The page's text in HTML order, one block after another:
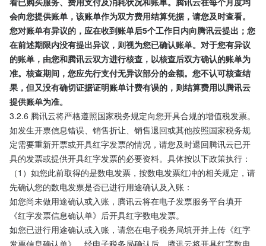
会向您提供账单，该账单作为双方费用结算凭据，请您及时查看。
您对账单有异议的，应在收到账单后5个工作日内向腾讯云提出；您
在前述期限内没有提出异议，则视为您已确认账单。对于您有异议
的账单，由您和腾讯云双方进行核查，以核查后双方确认的账单为
准。核查期间，您应先行支付无异议部分的金额。您不认可核查结
果，但又没有确切证据证明账单计费有误的，则结算费用以腾讯云
提供账单为准。
3.2.6 腾讯云将严格遵照国家税务规定向您开具合规的增值税发票。
如发生开票信息错误、销售折让、销售退回或其他按照国家税务规
定需要重新开票或开具红字发票的情况，请您及时退回腾讯云已开
具的发票或提供开具红字发票的必要资料。具体按以下政策执行：
（1）如您此前取得的是数电发票，按数电发票红冲的相关规定，请
先确认您的数电发票是否已进行用途确认及入账：
如您尚未做用途确认或入账，腾讯云将在电子发票服务平台填开
《红字发票信息确认单》后开具红字数电发票。
如您已进行用途确认或入账，请您在电子税务局填开并上传《红字
发票信息确认单》，经电子税务局确认后，腾讯云将开具红字数电